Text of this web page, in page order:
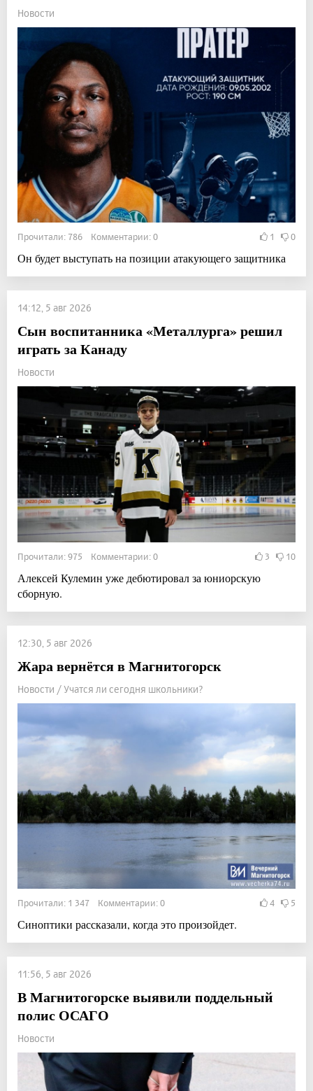
Новости
Прочитали: 786 Комментарии: 0 1 0
Он будет выступать на позиции атакующего защитника
14:12, 5 авг 2026
Сын воспитанника «Металлурга» решил
играть за Канаду
Новости
Прочитали: 975 Комментарии: 0 3 10
Алексей Кулемин уже дебютировал за юниорскую
сборную.
12:30, 5 авг 2026
Жара вернётся в Магнитогорск
Новости / Учатся ли сегодня школьники?
Прочитали: 1 347 Комментарии: 0 4 5
Синоптики рассказали, когда это произойдет.
11:56, 5 авг 2026
В Магнитогорске выявили поддельный
полис ОСАГО
Новости